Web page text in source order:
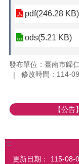
pdf(246.28 KB)
ods(5.21 KB)
發布單位：臺南市歸
修改時間：114-
【公
:::
更新日期：
115-08-